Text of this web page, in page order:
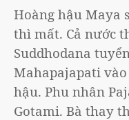
Hoàng hậu Maya
thì mất. Cả nước
Suddhodana
Mahapajapati vào
hậu. Phu nhân
Gotami. Bà thay